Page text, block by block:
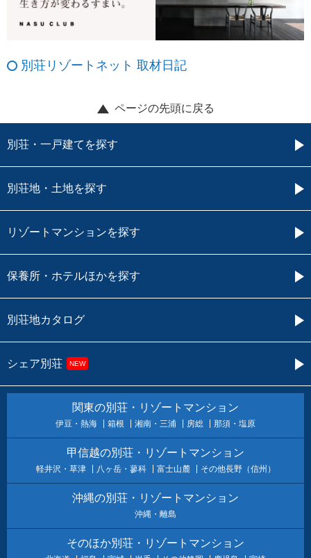
別荘リゾートネット 取材日記
ページの先頭に戻る
別荘・一戸建てを探す
別荘地・土地を探す
リゾートマンションを探す
保養所・ホテルほかを探す
別荘地カタログ
シェア別荘 NEW
関東の別荘・リゾートマンション
伊豆・熱海 箱根 湘南・三浦 房総 那須・塩原
甲信越の別荘・リゾートマンション
軽井沢・草津 八ヶ岳・蓼科 富士山麓 その他長野（信州）
沖縄の別荘・リゾートマンション
沖縄・離島
そのほか別荘・リゾートマンション